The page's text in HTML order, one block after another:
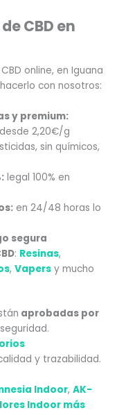
CBD en
online, en Iguana
con nosotros:
y premium:
2,20€/g
sin químicos,
legal 100% en
en 24/48 horas lo
segura
: Resinas,
, Vapers y mucho
aprobadas por
y trazabilidad.
Indoor, AK-
Indoor más